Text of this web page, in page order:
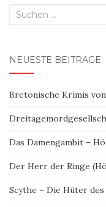
Suchen
NEUESTE BEITRÄGE
Bretonische Krimis
Das Damengambit –
Der Herr der Ringe
Scythe – Die Hüter